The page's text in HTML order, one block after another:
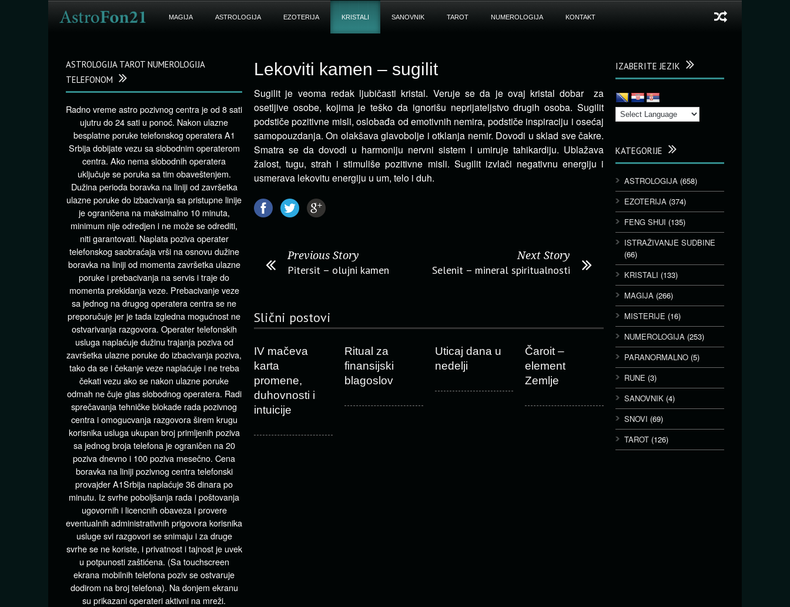
MAGIJA ASTROLOGIJA EZOTERIJA KRISTALI SANOVNIK TAROT NUMEROLOGIJA KONTAKT
Lekoviti kamen – sugilit
Sugilit je veoma redak ljubičasti kristal. Veruje se da je ovaj kristal dobar za
osetljive osobe, kojima je teško da ignorišu neprijateljstvo drugih osoba. Sugilit
podstiče pozitivne misli, oslobađa od emotivnih nemira, podstiče inspiraciju i osećaj
samopouzdanja. On olakšava glavobolje i otklanja nemir. Dovodi u sklad sve čakre.
Smatra se da dovodi u harmoniju nervni sistem i umiruje tahikardiju. Ublažava
žalost, tugu, strah i stimuliše pozitivne misli. Sugilit izvlači negativnu energiju i
usmerava lekovitu energiju u um, telo i duh.
Previous Story
Pitersit – olujni kamen
Next Story
Selenit – mineral spiritualnosti
Slični postovi
IV mačeva
karta
promene,
duhovnosti i
intuicije
Ritual za
finansijski
blagoslov
Uticaj dana u
nedelji
Čaroit –
element
Zemlje
IZABERITE JEZIK
KATEGORIJE
ASTROLOGIJA (658)
EZOTERIJA (374)
FENG SHUI (135)
ISTRAŽIVANJE SUDBINE
(66)
KRISTALI (133)
MAGIJA (266)
MISTERIJE (16)
NUMEROLOGIJA (253)
PARANORMALNO (5)
RUNE (3)
SANOVNIK (4)
SNOVI (69)
TAROT (126)
ASTROLOGIJA TAROT NUMEROLOGIJA
TELEFONOM
Radno vreme astro pozivnog centra je od 8 sati
ujutru do 24 sati u ponoć. Nakon ulazne
besplatne poruke telefonskog operatera A1
Srbija dobijate vezu sa slobodnim operaterom
centra. Ako nema slobodnih operatera
uključuje se poruka sa tim obaveštenjem.
Dužina perioda boravka na liniji od završetka
ulazne poruke do izbacivanja sa pristupne linije
je ograničena na maksimalno 10 minuta,
minimum nije odredjen i ne može se odrediti,
niti garantovati. Naplata poziva operater
telefonskog saobraćaja vrši na osnovu dužine
boravka na liniji od momenta završetka ulazne
poruke i prebacivanja na servis i traje do
momenta prekidanja veze. Prebacivanje veze
sa jednog na drugog operatera centra se ne
preporučuje jer je tada izgledna mogućnost ne
ostvarivanja razgovora. Operater telefonskih
usluga naplaćuje dužinu trajanja poziva od
završetka ulazne poruke do izbacivanja poziva,
tako da se i čekanje veze naplaćuje i ne treba
čekati vezu ako se nakon ulazne poruke
odmah ne čuje glas slobodnog operatera. Radi
sprečavanja tehničke blokade rada pozivnog
centra i omogucvanja razgovora širem krugu
korisnika usluga ukupan broj primljenih poziva
sa jednog broja telefona je ograničen na 20
poziva dnevno i 100 poziva mesečno. Cena
boravka na liniji pozivnog centra telefonski
provajder A1Srbija naplaćuje 36 dinara po
minutu. Iz svrhe poboljšanja rada i poštovanja
ugovornih i licencnih obaveza i provere
eventualnih administrativnih prigovora korisnika
usluge svi razgovori se snimaju i za druge
svrhe se ne koriste, i privatnost i tajnost je uvek
u potpunosti zaštićena. (Sa touchscreen
ekrana mobilnih telefona poziv se ostvaruje
dodirom na broj telefona). Na donjem ekranu
su prikazani operateri aktivni na mreži.